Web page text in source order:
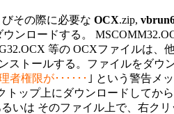
びその際に必要な OCX.zip,
ダウンロードする。
等の OCXファイルは、
ストールする。ファイルをダウ
者権限が･･････ ｣ という警告メ
トップ上にダウンロードしてか
るいは そのファイル上で、右ク